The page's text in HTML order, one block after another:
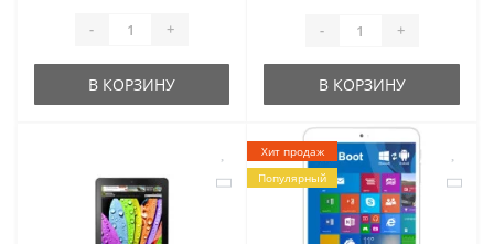
- +
В КОРЗИНУ
- +
В КОРЗИНУ
Хит продаж
Популярный